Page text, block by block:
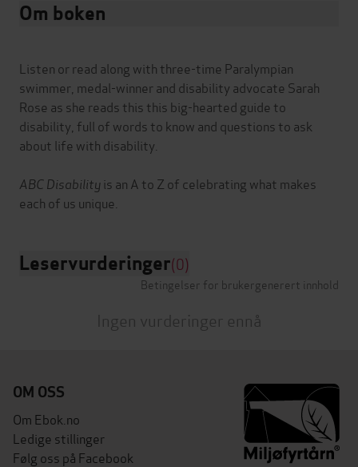
Om boken
Listen or read along with three-time Paralympian
swimmer, medal-winner and disability advocate Sarah
Rose as she reads this this big-hearted guide to
disability, full of words to know and questions to ask
about life with disability.
ABC Disabilityis an A to Z of celebrating what makes
Leservurderinger(0)
Betingelser for brukergenerert innhold
Ingen vurderinger ennå
OM OSS
Om Ebok.no
Ledige stillinger
Følg oss på Facebook